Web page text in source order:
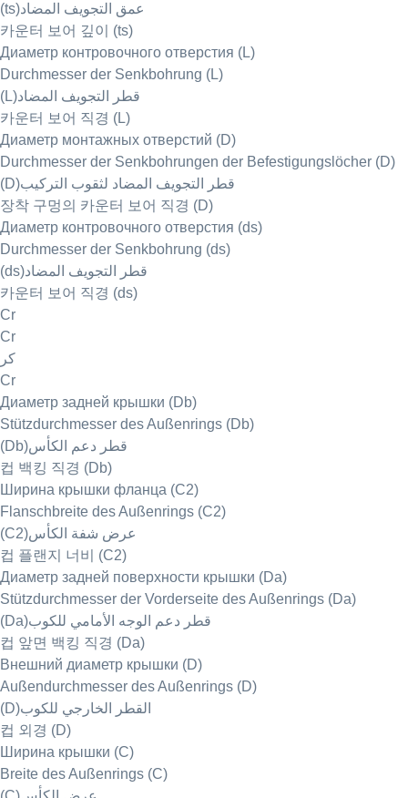
(ts)عمق التجويف المضاد
카운터 보어 깊이 (ts)
Диаметр контровочного отверстия (L)
Durchmesser der Senkbohrung (L)
(L)قطر التجويف المضاد
카운터 보어 직경 (L)
Диаметр монтажных отверстий (D)
Durchmesser der Senkbohrungen der Befestigungslöcher (D)
(D)قطر التجويف المضاد لثقوب التركيب
장착 구멍의 카운터 보어 직경 (D)
Диаметр контровочного отверстия (ds)
Durchmesser der Senkbohrung (ds)
(ds)قطر التجويف المضاد
카운터 보어 직경 (ds)
Cr
Cr
كر
Cr
Диаметр задней крышки (Db)
Stützdurchmesser des Außenrings (Db)
(Db)قطر دعم الكأس
컵 백킹 직경 (Db)
Ширина крышки фланца (C2)
Flanschbreite des Außenrings (C2)
(C2)عرض شفة الكأس
컵 플랜지 너비 (C2)
Диаметр задней поверхности крышки (Da)
Stützdurchmesser der Vorderseite des Außenrings (Da)
(Da)قطر دعم الوجه الأمامي للكوب
컵 앞면 백킹 직경 (Da)
Внешний диаметр крышки (D)
Außendurchmesser des Außenrings (D)
(D)القطر الخارجي للكوب
컵 외경 (D)
Ширина крышки (C)
Breite des Außenrings (C)